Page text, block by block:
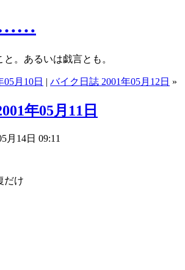
……
。あるいは戯言とも。
月10日 | バイク日誌 2001年05月12日 »
年05月11日
月14日 09:11
だけ